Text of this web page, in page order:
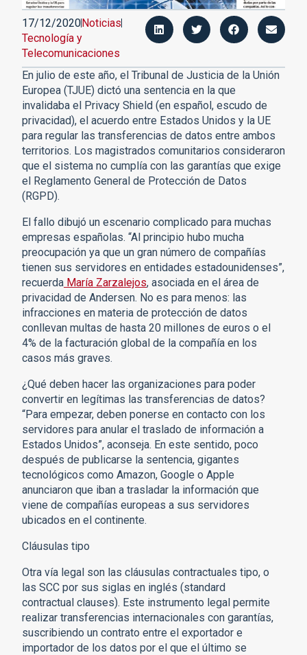
17/12/2020Noticias
Tecnología y
Telecomunicaciones
En julio de este año, el Tribunal de Justicia de la Unión
Europea (TJUE) dictó una sentencia en la que
invalidaba el Privacy Shield (en español, escudo de
privacidad), el acuerdo entre Estados Unidos y la UE
para regular las transferencias de datos entre ambos
territorios. Los magistrados comunitarios consideraron
que el sistema no cumplía con las garantías que exige
el Reglamento General de Protección de Datos
(RGPD).
El fallo dibujó un escenario complicado para muchas
empresas españolas. “Al principio hubo mucha
preocupación ya que un gran número de compañías
tienen sus servidores en entidades estadounidenses”,
recuerda María Zarzalejos, asociada en el área de
privacidad de Andersen. No es para menos: las
infracciones en materia de protección de datos
conllevan multas de hasta 20 millones de euros o el
4% de la facturación global de la compañía en los
casos más graves.
¿Qué deben hacer las organizaciones para poder
convertir en legítimas las transferencias de datos?
“Para empezar, deben ponerse en contacto con los
servidores para anular el traslado de información a
Estados Unidos”, aconseja. En este sentido, poco
después de publicarse la sentencia, gigantes
tecnológicos como Amazon, Google o Apple
anunciaron que iban a trasladar la información que
viene de compañías europeas a sus servidores
ubicados en el continente.
Cláusulas tipo
Otra vía legal son las cláusulas contractuales tipo, o
las SCC por sus siglas en inglés (standard
contractual clauses). Este instrumento legal permite
realizar transferencias internacionales con garantías,
suscribiendo un contrato entre el exportador e
importador de los datos por el que el último se